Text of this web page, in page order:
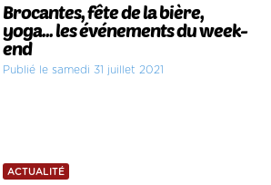
Brocantes, fête de la bière,
yoga... les événements du week-
end
Publié le samedi 31 juillet 2021
ACTUALITÉ